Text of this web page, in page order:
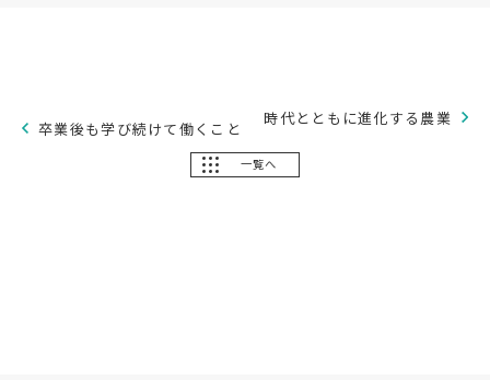
卒業後も学び続けて働くこと
時代とともに進化する農業
一覧へ